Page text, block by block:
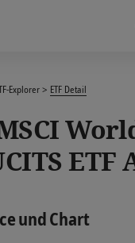
Explorer ETF Detail
ETF
und Chart